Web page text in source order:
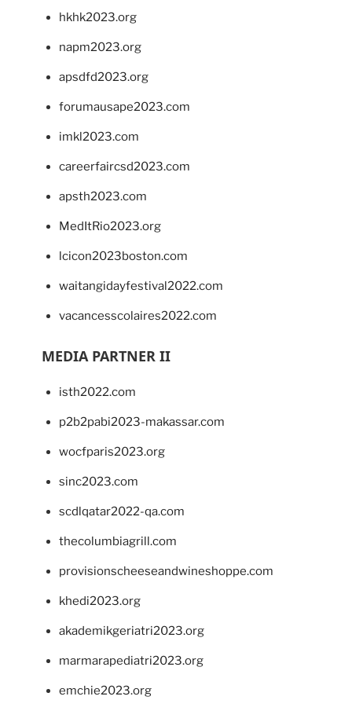
hkhk2023.org
napm2023.org
apsdfd2023.org
forumausape2023.com
imkl2023.com
careerfaircsd2023.com
apsth2023.com
MedItRio2023.org
lcicon2023boston.com
waitangidayfestival2022.com
vacancesscolaires2022.com
MEDIA PARTNER II
isth2022.com
p2b2pabi2023-makassar.com
wocfparis2023.org
sinc2023.com
scdlqatar2022-qa.com
thecolumbiagrill.com
provisionscheeseandwineshoppe.com
khedi2023.org
akademikgeriatri2023.org
marmarapediatri2023.org
emchie2023.org